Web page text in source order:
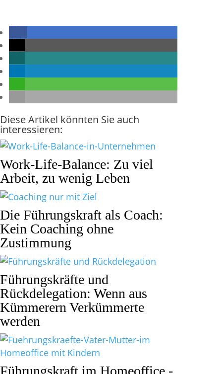
Diese Artikel könnten Sie auch
interessieren:
Work-Life-Balance: Zu viel
Arbeit, zu wenig Leben
Die Führungskraft als Coach:
Kein Coaching ohne
Zustimmung
Führungskräfte und
Rückdelegation: Wenn aus
Kümmerern Verkümmerte
werden
Führungskraft im Homeoffice -